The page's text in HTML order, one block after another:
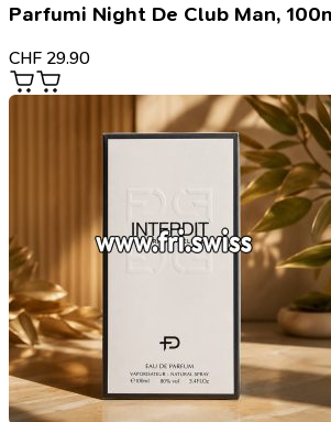
Parfumi Night De Club Man,
CHF 29.90